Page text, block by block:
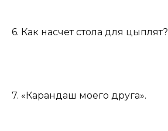
6. Как насчет стола для цыплят?
7. «Карандаш моего друга».